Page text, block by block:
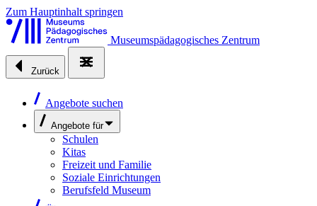
Zum Hauptinhalt springen
Museumspädagogisches Zentrum
Zurück
Angebote suchen
Angebote für
Schulen
Kitas
Freizeit und Familie
Soziale Einrichtungen
Berufsfeld Museum